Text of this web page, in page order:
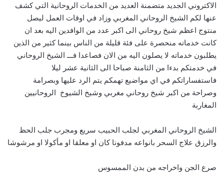
الاكتروني الجديد متضمنة العديد من الخدمات الروحانية التي كشف
عنها لكم الشيخ الروحاني المغربي وزاد في اوقات العمل ليصل
منتوج اعظم شيخ روحاني الى اكبر عدد من الوافدين اليه بعد ان
كانت خدماته منحصرة على فئة قليلة من الناس بينما كثير من الذين
يطلبون خدماته لا يصلون اليه من الان فصاعدا فـــ الشيخ الروحاني
في خدمتكم بدءا من الثامنة صباحا الى الثانية عشر ليلا
فاستفساراتكم في اي مواضيع تهمكم يتم الرد عليها وبصرامة
وصراحة من اكبر شيخ روحاني مغربي وشيخ الشيوخ الروحانيين
المغاربة
الشيخ الروحاني المغربي لجلب الحبيب سريع ومجرب جلب الحظ
والرزق علاج السحر بانواعه مدفونا كان او معلقا او مأكولا او مرشوشا
صرع الجن واخراجه من بدن الممسوس